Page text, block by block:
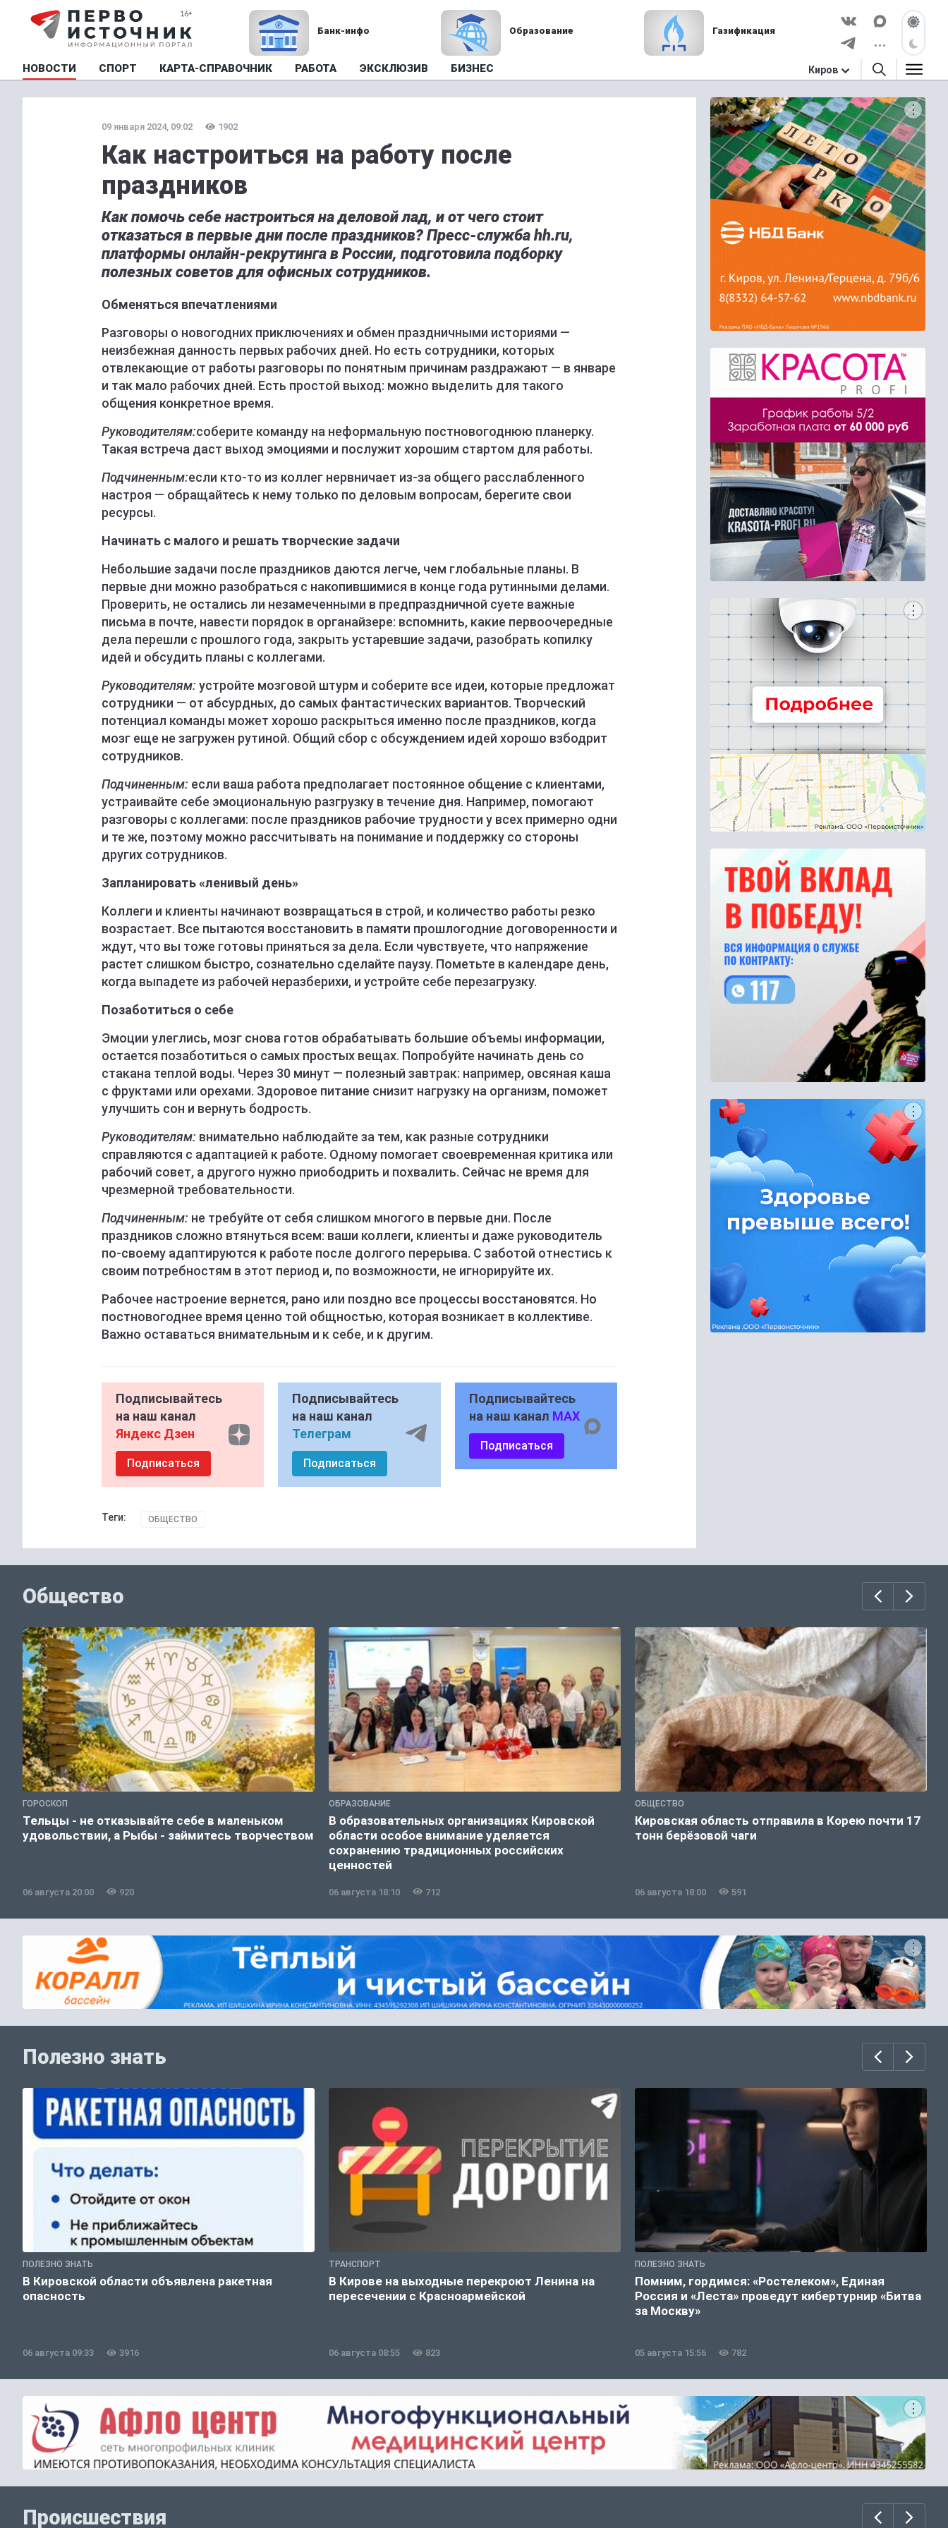
Банк-инфо Образование Газификация
НОВОСТИ СПОРТ КАРТА-СПРАВОЧНИК РАБОТА ЭКСКЛЮЗИВ БИЗНЕС Киров
09 января 2024, 09:02 1902
Как настроиться на работу после
праздников
Как помочь себе настроиться на деловой лад, и от чего стоит
отказаться в первые дни после праздников? Пресс-служба hh.ru,
платформы онлайн-рекрутинга в России, подготовила подборку
полезных советов для офисных сотрудников.
Обменяться впечатлениями
Разговоры о новогодних приключениях и обмен праздничными историями —
неизбежная данность первых рабочих дней. Но есть сотрудники, которых
отвлекающие от работы разговоры по понятным причинам раздражают — в январе
и так мало рабочих дней. Есть простой выход: можно выделить для такого
общения конкретное время.
Руководителям:соберите команду на неформальную постновогоднюю планерку.
Такая встреча даст выход эмоциями и послужит хорошим стартом для работы.
Подчиненным:если кто-то из коллег нервничает из-за общего расслабленного
настроя — обращайтесь к нему только по деловым вопросам, берегите свои
ресурсы.
Начинать с малого и решать творческие задачи
Небольшие задачи после праздников даются легче, чем глобальные планы. В
первые дни можно разобраться с накопившимися в конце года рутинными делами.
Проверить, не остались ли незамеченными в предпраздничной суете важные
письма в почте, навести порядок в органайзере: вспомнить, какие первоочередные
дела перешли с прошлого года, закрыть устаревшие задачи, разобрать копилку
идей и обсудить планы с коллегами.
Руководителям: устройте мозговой штурм и соберите все идеи, которые предложат
сотрудники — от абсурдных, до самых фантастических вариантов. Творческий
потенциал команды может хорошо раскрыться именно после праздников, когда
мозг еще не загружен рутиной. Общий сбор с обсуждением идей хорошо взбодрит
сотрудников.
Подчиненным: если ваша работа предполагает постоянное общение с клиентами,
устраивайте себе эмоциональную разгрузку в течение дня. Например, помогают
разговоры с коллегами: после праздников рабочие трудности у всех примерно одни
и те же, поэтому можно рассчитывать на понимание и поддержку со стороны
других сотрудников.
Запланировать «ленивый день»
Коллеги и клиенты начинают возвращаться в строй, и количество работы резко
возрастает. Все пытаются восстановить в памяти прошлогодние договоренности и
ждут, что вы тоже готовы приняться за дела. Если чувствуете, что напряжение
растет слишком быстро, сознательно сделайте паузу. Пометьте в календаре день,
когда выпадете из рабочей неразберихи, и устройте себе перезагрузку.
Позаботиться о себе
Эмоции улеглись, мозг снова готов обрабатывать большие объемы информации,
остается позаботиться о самых простых вещах. Попробуйте начинать день со
стакана теплой воды. Через 30 минут — полезный завтрак: например, овсяная каша
с фруктами или орехами. Здоровое питание снизит нагрузку на организм, поможет
улучшить сон и вернуть бодрость.
Руководителям: внимательно наблюдайте за тем, как разные сотрудники
справляются с адаптацией к работе. Одному помогает своевременная критика или
рабочий совет, а другого нужно приободрить и похвалить. Сейчас не время для
чрезмерной требовательности.
Подчиненным: не требуйте от себя слишком многого в первые дни. После
праздников сложно втянуться всем: ваши коллеги, клиенты и даже руководитель
по-своему адаптируются к работе после долгого перерыва. С заботой отнестись к
своим потребностям в этот период и, по возможности, не игнорируйте их.
Рабочее настроение вернется, рано или поздно все процессы восстановятся. Но
постновогоднее время ценно той общностью, которая возникает в коллективе.
Важно оставаться внимательным и к себе, и к другим.
Подписывайтесь
на наш канал
Яндекс Дзен
Подписаться
Подписывайтесь
на наш канал
Телеграм
Подписаться
Подписывайтесь
на наш канал MAX
Подписаться
Теги: ОБЩЕСТВО
Общество
ГОРОСКОП
Тельцы - не отказывайте себе в маленьком
удовольствии, а Рыбы - займитесь творчеством
06 августа 20:00 920
ОБРАЗОВАНИЕ
В образовательных организациях Кировской
области особое внимание уделяется
сохранению традиционных российских
ценностей
06 августа 18:10 712
ОБЩЕСТВО
Кировская область отправила в Корею почти 17
тонн берёзовой чаги
06 августа 18:00 591
Полезно знать
ПОЛЕЗНО ЗНАТЬ
В Кировской области объявлена ракетная
опасность
06 августа 09:33 3916
ТРАНСПОРТ
В Кирове на выходные перекроют Ленина на
пересечении с Красноармейской
06 августа 08:55 823
ПОЛЕЗНО ЗНАТЬ
Помним, гордимся: «Ростелеком», Единая
Россия и «Леста» проведут кибертурнир «Битва
за Москву»
05 августа 15:56 782
Происшествия